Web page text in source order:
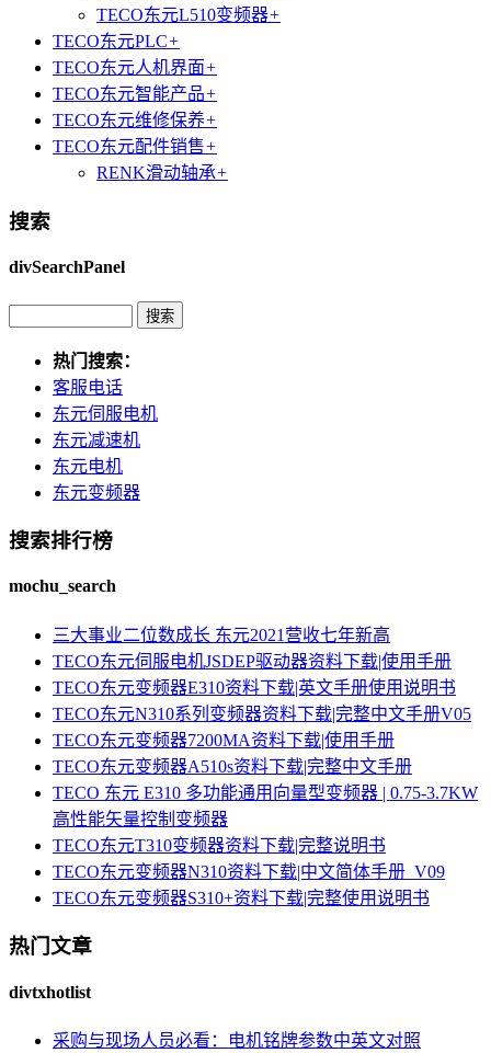
TECO东元L510变频器+
TECO东元PLC+
TECO东元人机界面+
TECO东元智能产品+
TECO东元维修保养+
TECO东元配件销售+
RENK滑动轴承+
搜索
divSearchPanel
热门搜索：
客服电话
东元伺服电机
东元减速机
东元电机
东元变频器
搜索排行榜
mochu_search
三大事业二位数成长 东元2021营收七年新高
TECO东元伺服电机JSDEP驱动器资料下载|使用手册
TECO东元变频器E310资料下载|英文手册使用说明书
TECO东元N310系列变频器资料下载|完整中文手册V05
TECO东元变频器7200MA资料下载|使用手册
TECO东元变频器A510s资料下载|完整中文手册
TECO 东元 E310 多功能通用向量型变频器 | 0.75-3.7KW
高性能矢量控制变频器
TECO东元T310变频器资料下载|完整说明书
TECO东元变频器N310资料下载|中文简体手册_V09
TECO东元变频器S310+资料下载|完整使用说明书
热门文章
divtxhotlist
采购与现场人员必看：电机铭牌参数中英文对照